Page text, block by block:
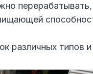
перерабатывать,
различных типов